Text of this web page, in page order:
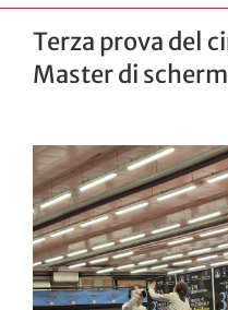
Terza prova del
Master di